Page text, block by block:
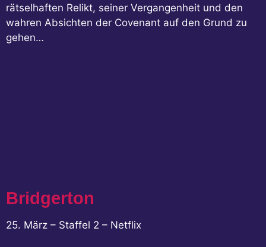
rätselhaften Relikt, seiner Vergangenheit und den
wahren Absichten der Covenant auf den Grund zu
gehen…
Bridgerton
25. März – Staffel 2 – Netflix